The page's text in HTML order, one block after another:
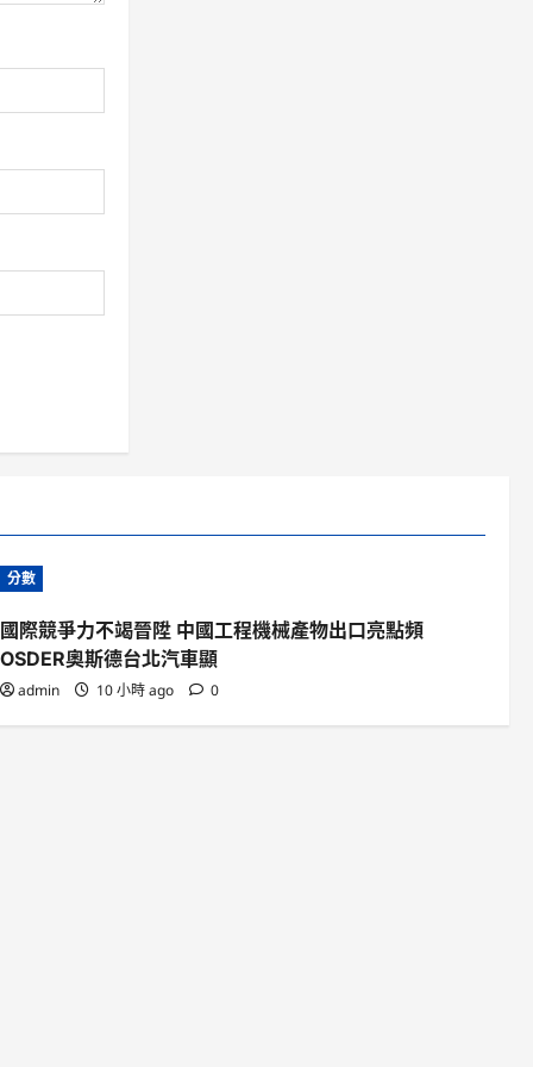
分數
國際競爭力不竭晉陞 中國工程機械產物出口亮點頻
OSDER奧斯德台北汽車顯
admin 10 小時 ago 0